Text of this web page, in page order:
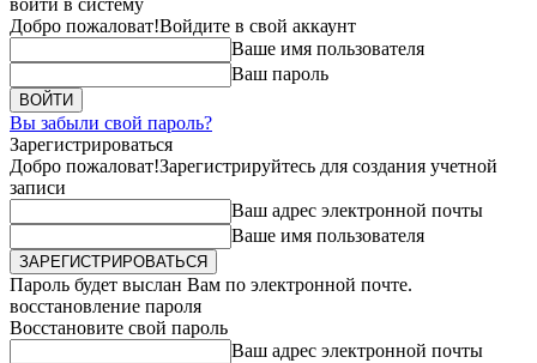
войти в систему
Добро пожаловат!Войдите в свой аккаунт
Ваше имя пользователя
Ваш пароль
Вы забыли свой пароль?
Зарегистрироваться
Добро пожаловат!Зарегистрируйтесь для создания учетной
записи
Ваш адрес электронной почты
Ваше имя пользователя
Пароль будет выслан Вам по электронной почте.
восстановление пароля
Восстановите свой пароль
Ваш адрес электронной почты